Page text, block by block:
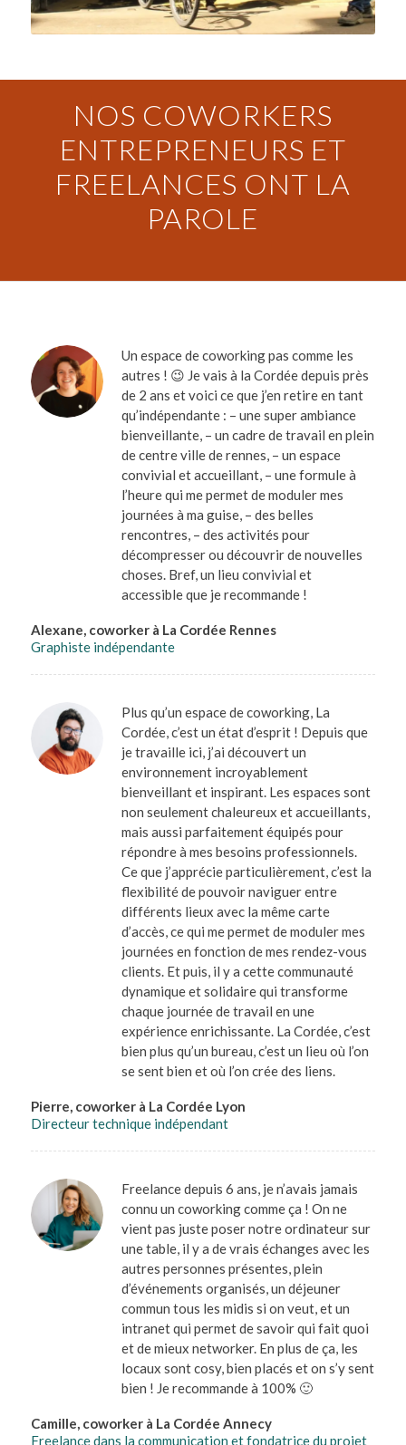
NOS COWORKERS
ENTREPRENEURS ET
FREELANCES ONT LA
PAROLE
Un espace de coworking pas comme les
autres ! 😉 Je vais à la Cordée depuis près
de 2 ans et voici ce que j’en retire en tant
qu’indépendante : – une super ambiance
bienveillante, – un cadre de travail en plein
de centre ville de rennes, – un espace
convivial et accueillant, – une formule à
l’heure qui me permet de moduler mes
journées à ma guise, – des belles
rencontres, – des activités pour
décompresser ou découvrir de nouvelles
choses. Bref, un lieu convivial et
accessible que je recommande !
Alexane, coworker à La Cordée Rennes
Graphiste indépendante
Plus qu’un espace de coworking, La
Cordée, c’est un état d’esprit ! Depuis que
je travaille ici, j’ai découvert un
environnement incroyablement
bienveillant et inspirant. Les espaces sont
non seulement chaleureux et accueillants,
mais aussi parfaitement équipés pour
répondre à mes besoins professionnels.
Ce que j’apprécie particulièrement, c’est la
flexibilité de pouvoir naviguer entre
différents lieux avec la même carte
d’accès, ce qui me permet de moduler mes
journées en fonction de mes rendez-vous
clients. Et puis, il y a cette communauté
dynamique et solidaire qui transforme
chaque journée de travail en une
expérience enrichissante. La Cordée, c’est
bien plus qu’un bureau, c’est un lieu où l’on
se sent bien et où l’on crée des liens.
Pierre, coworker à La Cordée Lyon
Directeur technique indépendant
Freelance depuis 6 ans, je n’avais jamais
connu un coworking comme ça ! On ne
vient pas juste poser notre ordinateur sur
une table, il y a de vrais échanges avec les
autres personnes présentes, plein
d’événements organisés, un déjeuner
commun tous les midis si on veut, et un
intranet qui permet de savoir qui fait quoi
et de mieux networker. En plus de ça, les
locaux sont cosy, bien placés et on s’y sent
bien ! Je recommande à 100% 🙂
Camille, coworker à La Cordée Annecy
Freelance dans la communication et fondatrice du projet